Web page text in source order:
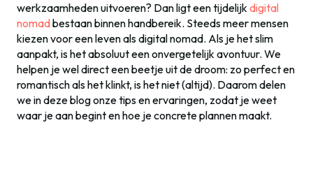
werkzaamheden uitvoeren? Dan ligt een tijdelijkdigital
nomadbestaan binnen handbereik. Steeds meer mensen
kiezen voor een leven als digital nomad. Als je het slim
aanpakt, is het absoluut een onvergetelijk avontuur. We
helpen je wel direct een beetje uit de droom: zo perfect en
romantisch als het klinkt, is het niet (altijd). Daarom delen
we in deze blog onze tips en ervaringen, zodat je weet
waar je aan begint en hoe je concrete plannen maakt.